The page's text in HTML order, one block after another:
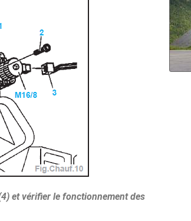
et vérifier le fonctionnement des